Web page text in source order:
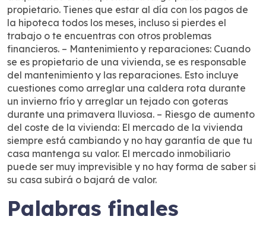
propietario. Tienes que estar al día con los pagos de
la hipoteca todos los meses, incluso si pierdes el
trabajo o te encuentras con otros problemas
financieros. – Mantenimiento y reparaciones: Cuando
se es propietario de una vivienda, se es responsable
del mantenimiento y las reparaciones. Esto incluye
cuestiones como arreglar una caldera rota durante
un invierno frío y arreglar un tejado con goteras
durante una primavera lluviosa. – Riesgo de aumento
del coste de la vivienda: El mercado de la vivienda
siempre está cambiando y no hay garantía de que tu
casa mantenga su valor. El mercado inmobiliario
puede ser muy imprevisible y no hay forma de saber si
su casa subirá o bajará de valor.
Palabras finales